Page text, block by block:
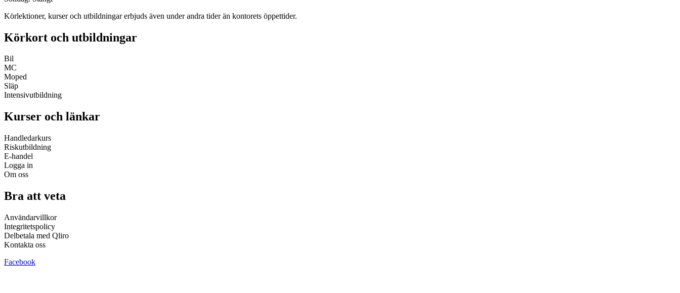
Körlektioner, kurser och utbildningar erbjuds även under andra tider än kontorets öppettider.
Körkort och utbildningar
Bil
MC
Moped
Släp
Intensivutbildning
Kurser och länkar
Handledarkurs
Riskutbildning
E-handel
Logga in
Om oss
Bra att veta
Användarvillkor
Integritetspolicy
Delbetala med Qliro
Kontakta oss
Facebook